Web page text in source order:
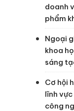
doanh
phẩm
Ngoại
khoa
sáng
Cơ hội
lĩnh
công